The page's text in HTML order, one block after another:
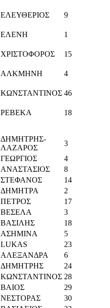
ΕΛΕΥΘΕΡΙΟΣ 9
ΕΛΕΝΗ 1
ΧΡΙΣΤΟΦΟΡΟΣ 15
ΑΛΚΜΗΝΗ 4
ΚΩΝΣΤΑΝΤΙΝΟΣ 46
ΡΕΒΕΚΑ
18
ΔΗΜΗΤΡΗΣ-
ΛΑΖΑΡΟΣ
3
ΓΕΩΡΓΙΟΣ
4
ΑΝΑΣΤΑΣΙΟΣ
8
ΣΤΕΦΑΝΟΣ
14
ΔΗΜΗΤΡΑ
2
ΠΕΤΡΟΣ
17
ΒΕΣΕΛΑ
3
ΒΑΣΙΛΗΣ
18
ΑΣΗΜΙΝΑ
5
LUKAS
23
ΑΛΕΞΑΝΔΡΑ
6
ΔΗΜΗΤΡΗΣ
24
ΚΩΝΣΤΑΝΤΙΝΟΣ 28
ΒΑΙΟΣ
29
ΝΕΣΤΟΡΑΣ
30